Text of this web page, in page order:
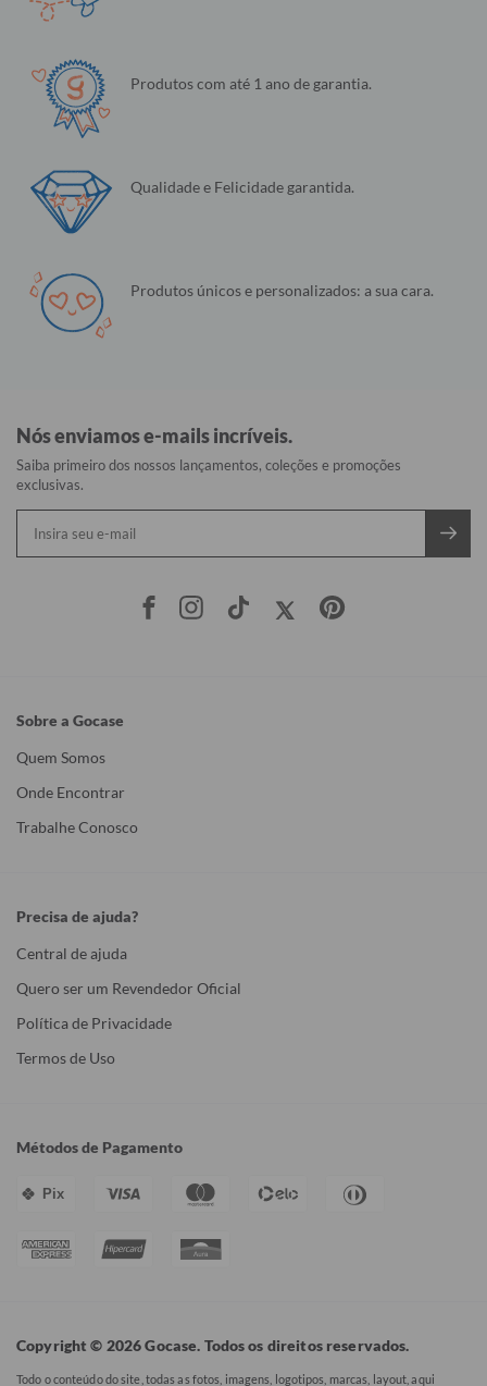
Produtos com até 1 ano de garantia.
Qualidade e Felicidade garantida.
Produtos únicos e personalizados: a sua cara.
Nós enviamos e-mails incríveis.
Saiba primeiro dos nossos lançamentos, coleções e promoções
exclusivas.
Sobre a Gocase
Quem Somos
Onde Encontrar
Trabalhe Conosco
Precisa de ajuda?
Central de ajuda
Quero ser um Revendedor Oficial
Política de Privacidade
Termos de Uso
Métodos de Pagamento
Pix
Copyright © 2026 Gocase. Todos os direitos reservados.
Todo o conteúdo do site, todas as fotos, imagens, logotipos, marcas, layout, aqui